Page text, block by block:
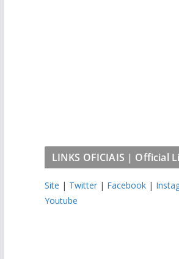
LINKS OFICIAIS | Official
Site | Twitter| Facebook|
Youtube